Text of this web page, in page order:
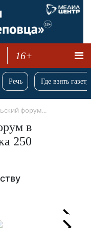
16+
Речь Где взять
форум...
в
250